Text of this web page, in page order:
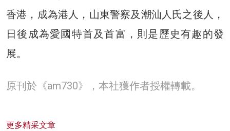
香港，成為港人，山東警察及潮汕人氏之後人，
日後成為愛國特首及首富，則是歷史有趣的發
展。
原刊於《am730》，本社獲作者授權轉載。
更多精采文章